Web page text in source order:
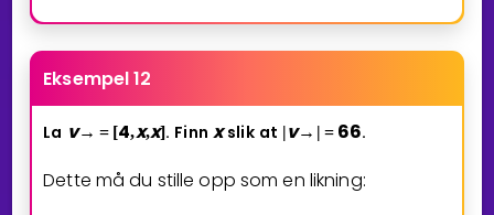
Eksempel 12
La v→ = [4,x,x]. Finn x slik at |v→ | = 66.
Dette må du stille opp som en likning: